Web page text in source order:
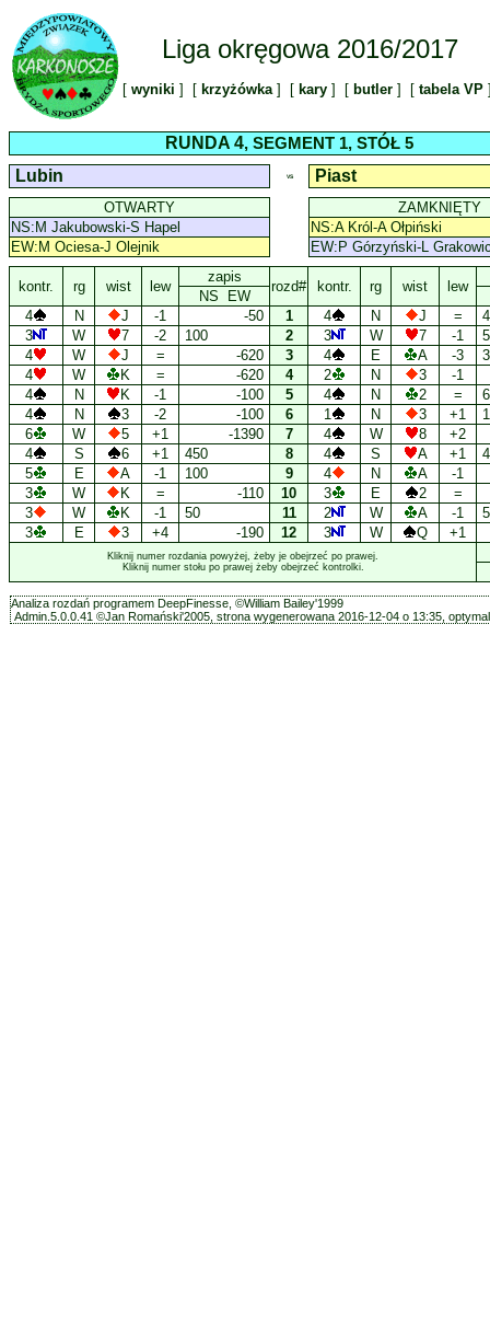
Liga okręgowa 2016/2017
[ wyniki ] [ krzyżówka ] [ kary ] [ butler ] [ tabela VP
RUNDA 4, SEGMENT 1, STÓŁ 5
Lubin VS Piast
OTWARTY
ZAMKNIĘTY
NS:M Jakubowski-S Hapel
NS:A Król-A Ołpiński
EW:M Ociesa-J Olejnik
EW:P Górzyński-L
kontr. rg wist lew
zapis
rozd# kontr. rg wist lew
NS EW
4
N J -1 -50 1 4 N J =
3
W 7 -2 100 2 3 W 7 -1
4
W J = -620 3 4 E A -3
4
W K = -620 4 2 N 3
-1
4
N K -1 -100 5 4 N 2 =
4
N 3 -2 -100 6 1 N 3 +1
6
W 5 +1 -1390 7 4 W 8
+2
4
S 6 +1 450 8 4 S A +1
5
E A -1 100 9 4 N A
-1
3
W K = -110 10 3 E 2
=
3
W K -1 50 11 2 W A -1
3
E 3 +4 -190 12 3 W Q +1
Kliknij numer rozdania powyżej, żeby je obejrzeć po prawej.
Kliknij numer stołu po prawej żeby obejrzeć kontrolki.
Analiza rozdań programem DeepFinesse, ©William Bailey'1999
Admin.5.0.0.41 ©Jan Romański'2005, strona wygenerowana 2016-12-04 o 13:35,